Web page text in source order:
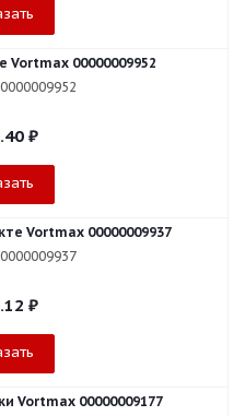
Vortmax 00000009952
₽
Vortmax 00000009937
₽
Vortmax 00000009177